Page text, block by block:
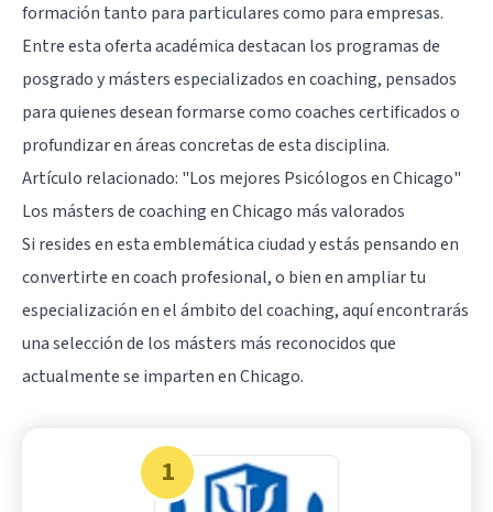
formación tanto para particulares como para empresas.
Entre esta oferta académica destacan los programas de
posgrado y másters especializados en coaching, pensados
para quienes desean formarse como coaches certificados o
profundizar en áreas concretas de esta disciplina.
Artículo relacionado: "Los mejores Psicólogos en Chicago"
Los másters de coaching en Chicago más valorados
Si resides en esta emblemática ciudad y estás pensando en
convertirte en coach profesional, o bien en ampliar tu
especialización en el ámbito del coaching, aquí encontrarás
una selección de los másters más reconocidos que
actualmente se imparten en Chicago.
1